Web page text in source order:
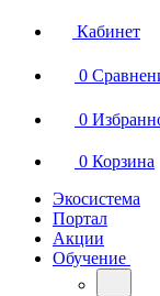
Кабинет
0
0
0 Корзина
Экосистема
Портал
Акции
Обучение